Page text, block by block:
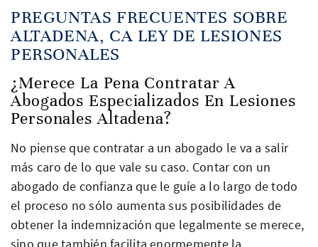
PREGUNTAS FRECUENTES SOBRE
ALTADENA, CA LEY DE LESIONES
PERSONALES
¿Merece La Pena Contratar A
Abogados Especializados En Lesiones
Personales Altadena?
No piense que contratar a un abogado le va a salir
más caro de lo que vale su caso. Contar con un
abogado de confianza que le guíe a lo largo de todo
el proceso no sólo aumenta sus posibilidades de
obtener la indemnización que legalmente se merece,
sino que también facilita enormemente la